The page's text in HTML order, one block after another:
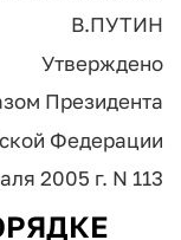
В.ПУТИН
Утверждено
Президента
Федерации
2005 г. N 113